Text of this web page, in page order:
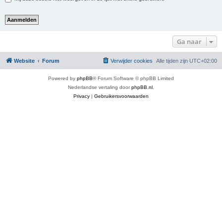
Ga naar
Website Forum Alle tijden zijn UTC+02:00
Verwijder cookies
Powered by phpBB® Forum Software © phpBB Limited
Nederlandse vertaling doorphpBB.nl
Privacy | Gebruikersvoorwaarden